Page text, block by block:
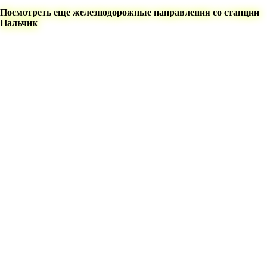
Посмотреть еще железнодорожные направления со станции
Нальчик